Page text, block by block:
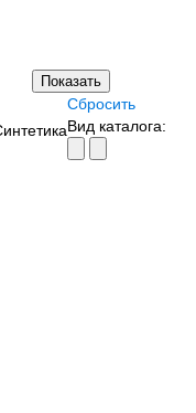
Показать
Сбросить
Вид каталога: